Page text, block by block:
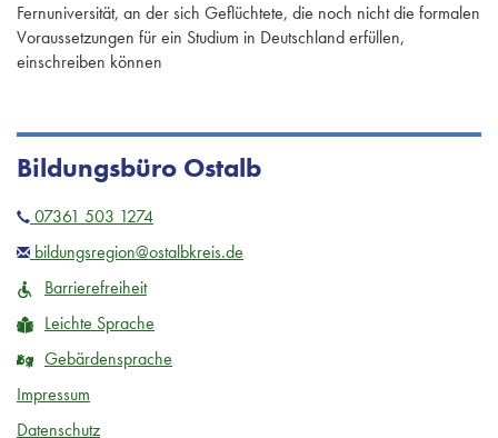
Fernuniversität, an der sich Geflüchtete, die noch nicht die formalen
Voraussetzungen für ein Studium in Deutschland erfüllen,
einschreiben können
Bildungsbüro Ostalb
07361 503 1274
bildungsregion@ostalbkreis.de
Barrierefreiheit
Leichte Sprache
Gebärdensprache
Impressum
Datenschutz